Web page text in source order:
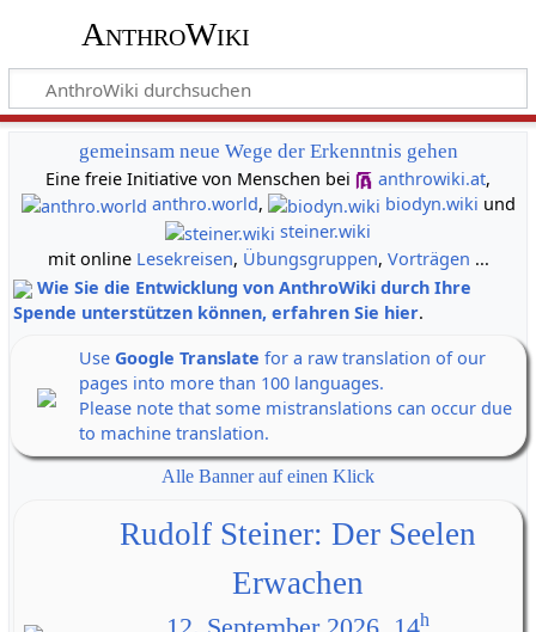
AnthroWiki
gemeinsam neue Wege der Erkenntnis gehen
Eine freie Initiative von Menschen bei
anthrowiki.at,
anthro.world, biodyn.wiki und
steiner.wiki
mit online Lesekreisen, Übungsgruppen, Vorträgen ...
Wie Sie die Entwicklung von AnthroWiki durch Ihre
Spende unterstützen können, erfahren Sie hier.
Use Google Translate for a raw translation of our
pages into more than 100 languages.
Please note that some mistranslations can occur due
to machine translation.
Alle Banner auf einen Klick
Rudolf Steiner: Der Seelen
Erwachen
h